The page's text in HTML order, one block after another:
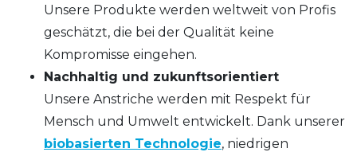
Unsere Produkte werden weltweit von Profis
geschätzt, die bei der Qualität keine
Kompromisse eingehen.
Nachhaltig und zukunftsorientiert
Unsere Anstriche werden mit Respekt für
Mensch und Umwelt entwickelt. Dank unserer
biobasierten Technologie, niedrigen